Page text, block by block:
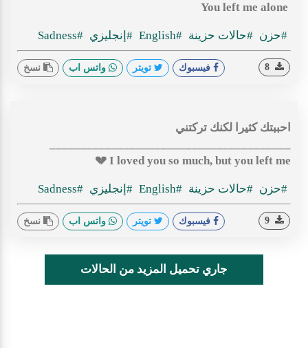
#حزن #حالات حزينة #English #إنجليزي #Sadness
فيسبوك تويتر واتس اب نسخ
احببتك كثيرا لكنك تركتني
I loved you so much, but you left me 💔
#حزن #حالات حزينة #English #إنجليزي #Sadness
فيسبوك تويتر واتس اب نسخ
جاري تحميل المزيد من الحالات